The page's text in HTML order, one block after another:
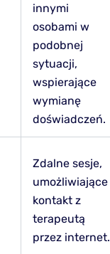
innymi
osobami w
podobnej
sytuacji,
wspierające
wymianę
doświadczeń.
Zdalne sesje,
umożliwiające
kontakt z
terapeutą
przez internet.